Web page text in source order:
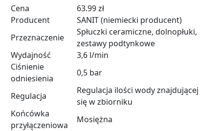
Cena
63.99 zł
Producent
SANIT (niemiecki producent)
Przeznaczenie
Spłuczki ceramiczne, dolnopłuki,
zestawy podtynkowe
Wydajność
3,6 l/min
Ciśnienie
odniesienia
0,5 bar
Regulacja
Regulacja ilości wody znajdującej
się w zbiorniku
Końcówka
przyłączeniowa
Mosiężna